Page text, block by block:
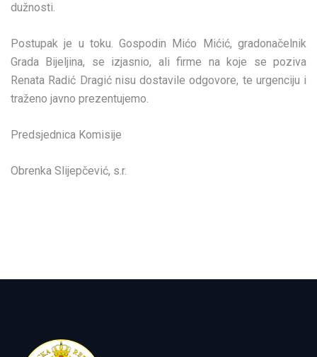
dužnosti.
Postupak je u toku. Gospodin Mićo Mićić, gradonačelnik
Grada Bijeljina, se izjasnio, ali firme na koje se poziva
Renata Radić Dragić nisu dostavile odgovore, te urgenciju i
traženo javno prezentujemo.
Predsjednica Komisije
Obrenka Slijepčević, s.r.